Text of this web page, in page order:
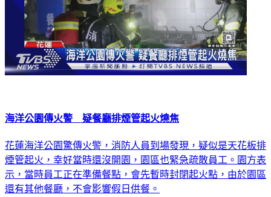
海洋公園傳火警 疑餐廳排煙管起火燒焦
花蓮海洋公園驚傳火警，消防人員到場發現，疑似是天花板排
煙管起火，幸好當時還沒開園，園區也緊急疏散員工。園方表
示，當時員工正在準備餐點，會先暫時封閉起火點，由於園區
還有其他餐廳，不會影響假日供餐。